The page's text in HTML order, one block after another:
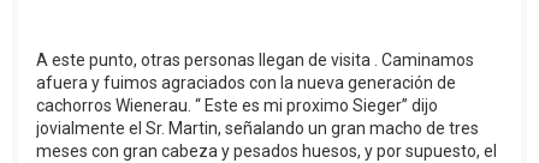
A este punto, otras personas llegan de visita . Caminamos
afuera y fuimos agraciados con la nueva generación de
cachorros Wienerau. “ Este es mi proximo Sieger” dijo
jovialmente el Sr. Martin, señalando un gran macho de tres
meses con gran cabeza y pesados huesos, y por supuesto, el